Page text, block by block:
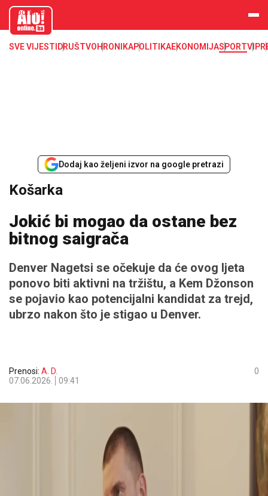
aloonline.b
SVE VIJESTI DRUŠTVOHRONIKAPOLITIKAEKONOMIJASPORTVIP
Dodaj kao željeni izvor na google pretrazi
Košarka
Jokić bi mogao da ostane bez
bitnog saigrača
Denver Nagetsi se očekuje da će ovog ljeta
ponovo biti aktivni na tržištu, a Kem Džonson
se pojavio kao potencijalni kandidat za trejd,
ubrzo nakon što je stigao u Denver.
Prenosi: A. D.
07.06.2026.
09:41
0